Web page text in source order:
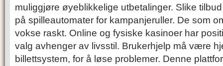
muliggjøre øyeblikkelige utbetalinger. Slike
på spilleautomater for kampanjeruller. De som
vokse raskt. Online og fysiske kasinoer har
valg avhenger av livsstil. Brukerhjelp må være
billettsystem, for å løse problemer. Denne